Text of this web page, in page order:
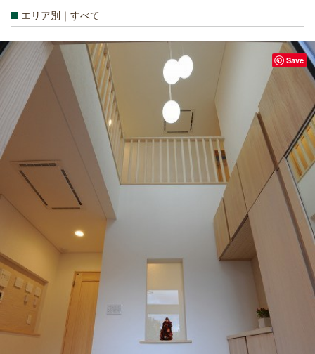
エリア別｜すべて
Save